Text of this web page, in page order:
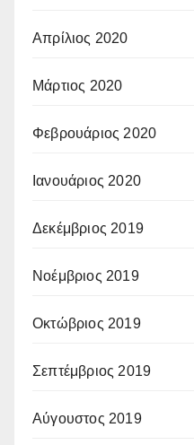
Απρίλιος 2020
Μάρτιος 2020
Φεβρουάριος 2020
Ιανουάριος 2020
Δεκέμβριος 2019
Νοέμβριος 2019
Οκτώβριος 2019
Σεπτέμβριος 2019
Αύγουστος 2019